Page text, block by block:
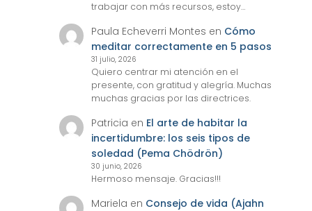
trabajar con más recursos, estoy…
Paula Echeverri Montes en Cómo
meditar correctamente en 5 pasos
31 julio, 2026
Quiero centrar mi atención en el
presente, con gratitud y alegría. Muchas
muchas gracias por las directrices.
Patricia en El arte de habitar la
incertidumbre: los seis tipos de
soledad (Pema Chödrön)
30 junio, 2026
Hermoso mensaje. Gracias!!!
Mariela en Consejo de vida (Ajahn